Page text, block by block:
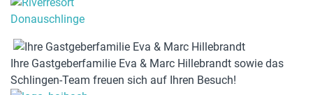
Ihre Gastgeberfamilie Eva & Marc Hillebrandt sowie das
Schlingen-Team freuen sich auf Ihren Besuch!